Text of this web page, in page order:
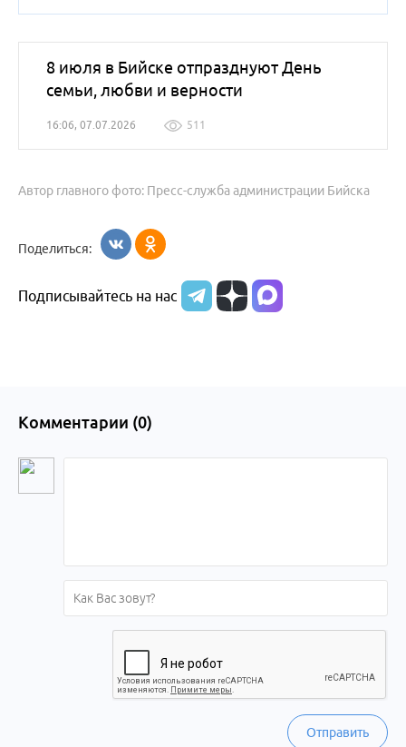
8 июля в Бийске отпразднуют День
семьи, любви и верности
16:06, 07.07.2026 511
Автор главного фото: Пресс-служба администрации Бийска
Поделиться:
Подписывайтесь на нас
Комментарии (0)
Отправить